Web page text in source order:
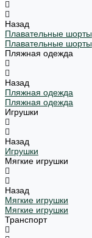
Назад
Плавательные шорты
Плавательные шорты
Пляжная одежда
Назад
Пляжная одежда
Пляжная одежда
Игрушки
Назад
Игрушки
Мягкие игрушки
Назад
Мягкие игрушки
Мягкие игрушки
Транспорт